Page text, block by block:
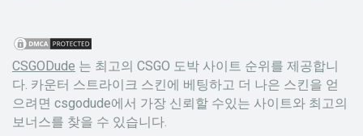
CSGODude 는 최고의 CSGO 도박 사이트 순위를 제공합니
다. 카운터 스트라이크 스킨에 베팅하고 더 나은 스킨을 얻
으려면 csgodude에서 가장 신뢰할 수있는 사이트와 최고의
보너스를 찾을 수 있습니다.